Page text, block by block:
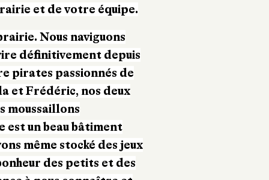
et de votre équipe.
Nous naviguons
définitivement depuis
pirates passionnés de
et Frédéric, nos deux
moussaillons
est un beau bâtiment
même stocké des jeux
des petits et des